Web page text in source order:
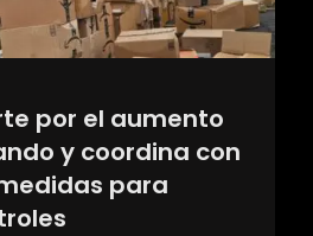
por el aumento
y coordina con
para